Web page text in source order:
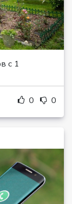
с 1
0 0